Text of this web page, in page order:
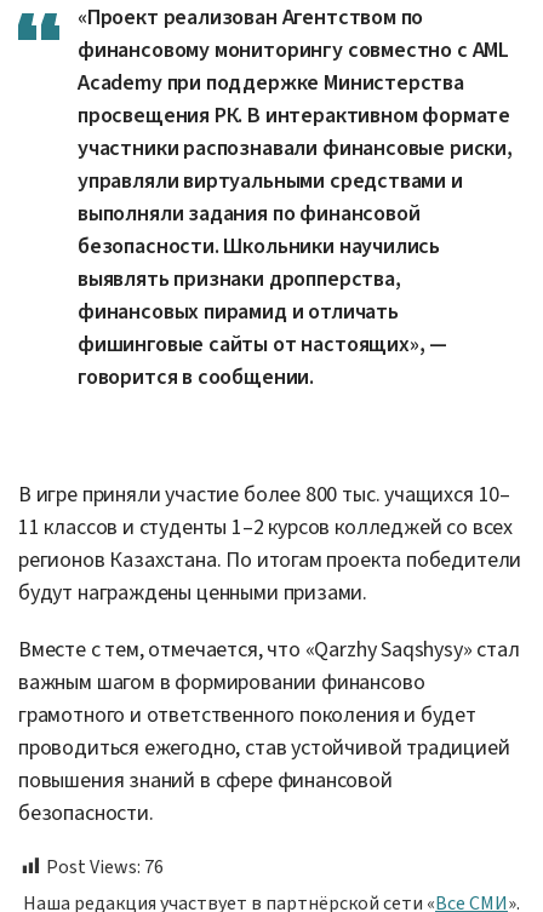
«Проект реализован Агентством по
финансовому мониторингу совместно с AML
Academy при поддержке Министерства
просвещения РК. В интерактивном формате
участники распознавали финансовые риски,
управляли виртуальными средствами и
выполняли задания по финансовой
безопасности. Школьники научились
выявлять признаки дропперства,
финансовых пирамид и отличать
фишинговые сайты от настоящих», —
говорится в сообщении.
В игре приняли участие более 800 тыс. учащихся 10–
11 классов и студенты 1–2 курсов колледжей со всех
регионов Казахстана. По итогам проекта победители
будут награждены ценными призами.
Вместе с тем, отмечается, что «Qarzhy Saqshysy» стал
важным шагом в формировании финансово
грамотного и ответственного поколения и будет
проводиться ежегодно, став устойчивой традицией
повышения знаний в сфере финансовой
безопасности.
Post Views: 76
Наша редакция участвует в партнёрской сети «Все СМИ».